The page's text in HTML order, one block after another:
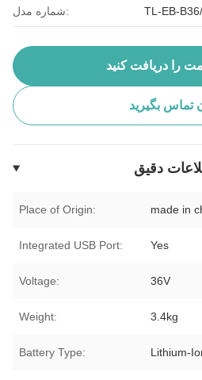
شماره مدل: TL-EB-
را دریافت کنید
تماس بگیرید
دقیق
Place of Origin: made in
Integrated USB Port: Yes
Voltage: 36V
Weight: 3.4kg
Battery Type: Lithium-